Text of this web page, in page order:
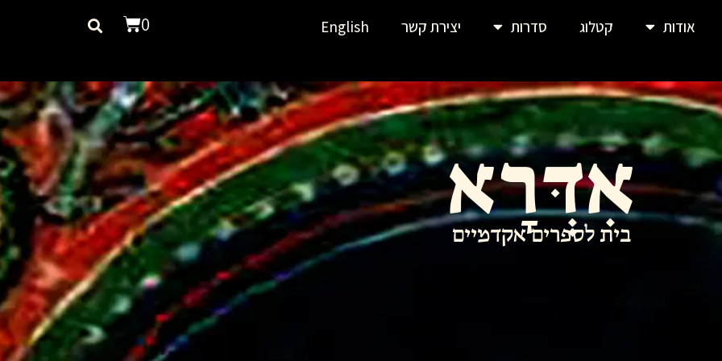
אודות קטלוג סדרות יצירת קשר English
0
אִדְּרָא
בית לספרים אקדמיים